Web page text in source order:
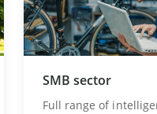
SMB sector
Full range of